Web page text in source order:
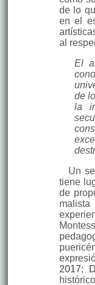
de lo
en el
al
El
de
la
Un
tiene
de
2017;